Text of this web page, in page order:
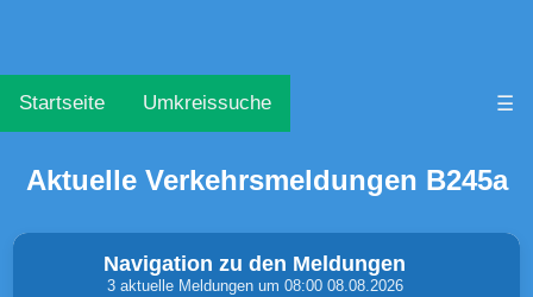
Startseite Umkreissuche ☰
Aktuelle Verkehrsmeldungen B245a
Navigation zu den Meldungen
3 aktuelle Meldungen um 08:00 08.08.2026